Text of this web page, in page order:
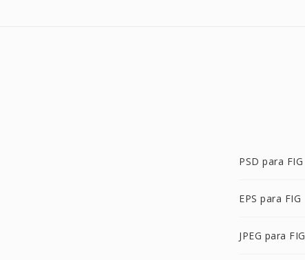
PSD para FIG
EPS para FIG
JPEG para FIG